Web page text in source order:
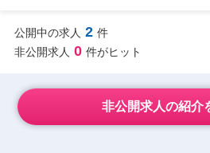
公開中の求人 2 件
非公開求人 0 件がヒット
非公開求人の紹介